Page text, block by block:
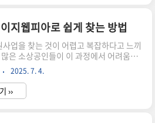
발생하는 문제가 많은 이들에게 큰 고통
. 허리 주변의 근육과 인대가 손상되면서
직함이 나타나고, 이로 인해 일상 생활에
게 됩니다. 이 글을 통해 허리염좌의 원
그리고 효과적인 관리 방법을 알아보며,
행복한 하루를 보내는 데 도움을 드리고
.허리..
지웹피아로 쉽게 찾는 방법
사업을 찾는 것이 어렵고 복잡하다고 느끼
은 소상공인들이 이 과정에서 어려움을
니다. 하지만 이지웹피아를 통해 간단하
정보를 얻을 수 있습니다. 지금 확인해보
바로 확인 하면 좋은 글 ▼▼▼ 2025
원사업 기관 스마일 지원받는 꿀팁 공개
2025. 7. 4.
››